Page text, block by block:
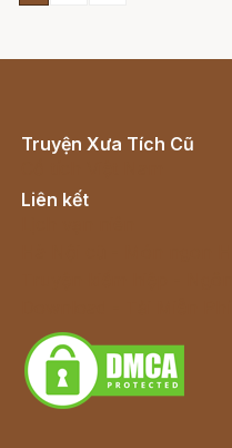
Truyện Xưa Tích Cũ
Liên kết